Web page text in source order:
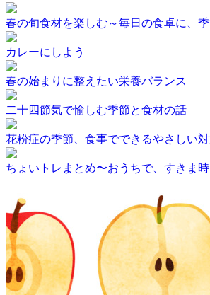
春の旬食材を楽しむ～毎日の食卓に、
カレーにしよう
春の始まりに整えたい栄養バランス
二十四節気で愉しむ季節と食材の話
花粉症の季節、食事でできるやさしい
ちょいトレまとめ〜おうちで、すきま